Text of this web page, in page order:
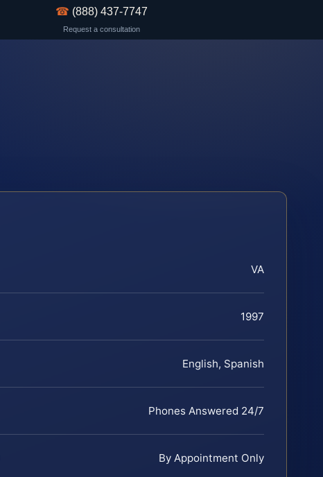
☎ (888) 437-7747
Request a consultation
VA
1997
English, Spanish
Phones Answered 24/7
By Appointment Only